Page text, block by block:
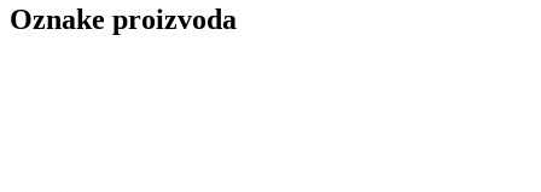
Oznake proizvoda